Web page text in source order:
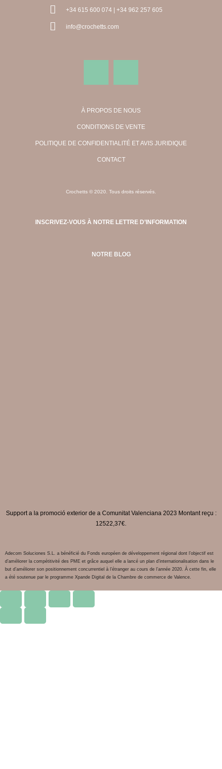
+34 615 600 074 | +34 962 257 605
info@crochetts.com
À PROPOS DE NOUS
CONDITIONS DE VENTE
POLITIQUE DE CONFIDENTIALITÉ ET AVIS JURIDIQUE
CONTACT
Crochetts © 2020. Tous droits réservés.
INSCRIVEZ-VOUS À NOTRE LETTRE D’INFORMATION
NOTRE BLOG
Support a la promoció exterior de a Comunitat Valenciana 2023 Montant reçu :
12522,37€.
Adecom Soluciones S.L. a bénéficié du Fonds européen de développement régional dont l’objectif est
d’améliorer la compétitivité des PME et grâce auquel elle a lancé un plan d’internationalisation dans le
but d’améliorer son positionnement concurrentiel à l’étranger au cours de l’année 2020. À cette fin, elle
a été soutenue par le programme Xpande Digital de la Chambre de commerce de Valence.